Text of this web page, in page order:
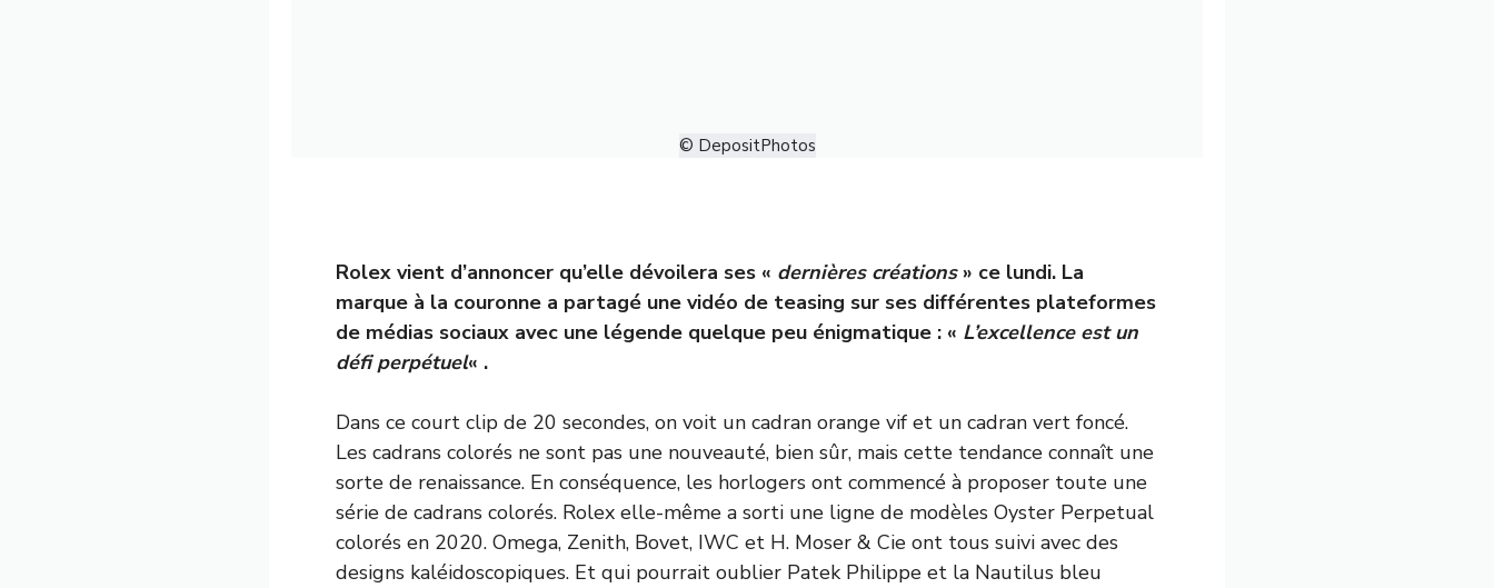
© DepositPhotos
Rolex vient d’annoncer qu’elle dévoilera ses « dernières créations» ce lundi. La
marque à la couronne a partagé une vidéo de teasing sur ses différentes plateformes
de médias sociaux avec une légende quelque peu énigmatique : « L’excellence est un
défi perpétuel« .
Dans ce court clip de 20 secondes, on voit un cadran orange vif et un cadran vert foncé.
Les cadrans colorés ne sont pas une nouveauté, bien sûr, mais cette tendance connaît une
sorte de renaissance. En conséquence, les horlogers ont commencé à proposer toute une
série de cadrans colorés. Rolex elle-même a sorti une ligne de modèles Oyster Perpetual
colorés en 2020. Omega, Zenith, Bovet, IWC et H. Moser & Cie ont tous suivi avec des
designs kaléidoscopiques. Et qui pourrait oublier Patek Philippe et la Nautilus bleu